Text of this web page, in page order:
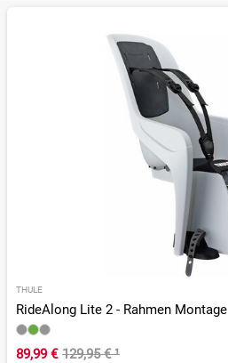
THULE
RideAlong Lite 2 - Rahmen Montage
89,99 € 129,95 €¹